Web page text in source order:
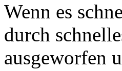
Wenn es
durch
ausgeworfen